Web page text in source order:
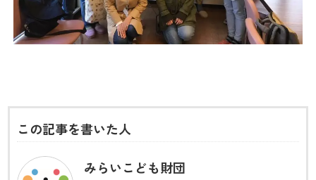
この記事を書いた人
みらいこども財団